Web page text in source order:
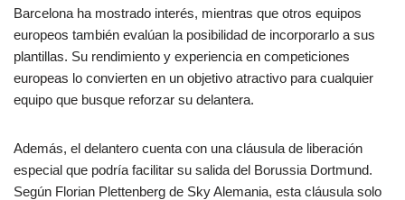
Barcelona ha mostrado interés, mientras que otros equipos
europeos también evalúan la posibilidad de incorporarlo a sus
plantillas. Su rendimiento y experiencia en competiciones
europeas lo convierten en un objetivo atractivo para cualquier
equipo que busque reforzar su delantera.
Además, el delantero cuenta con una cláusula de liberación
especial que podría facilitar su salida del Borussia Dortmund.
Según Florian Plettenberg de Sky Alemania, esta cláusula solo